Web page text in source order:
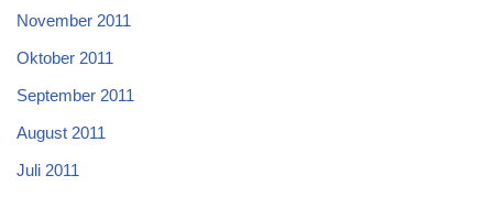
November 2011
Oktober 2011
September 2011
August 2011
Juli 2011